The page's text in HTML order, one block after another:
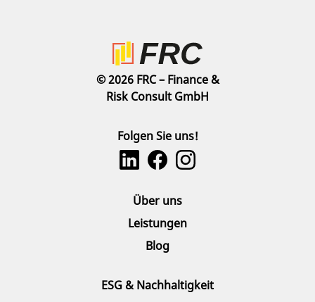
© 2026 FRC – Finance &
Risk Consult GmbH
Folgen Sie uns!
Über uns
Leistungen
Blog
ESG & Nachhaltigkeit